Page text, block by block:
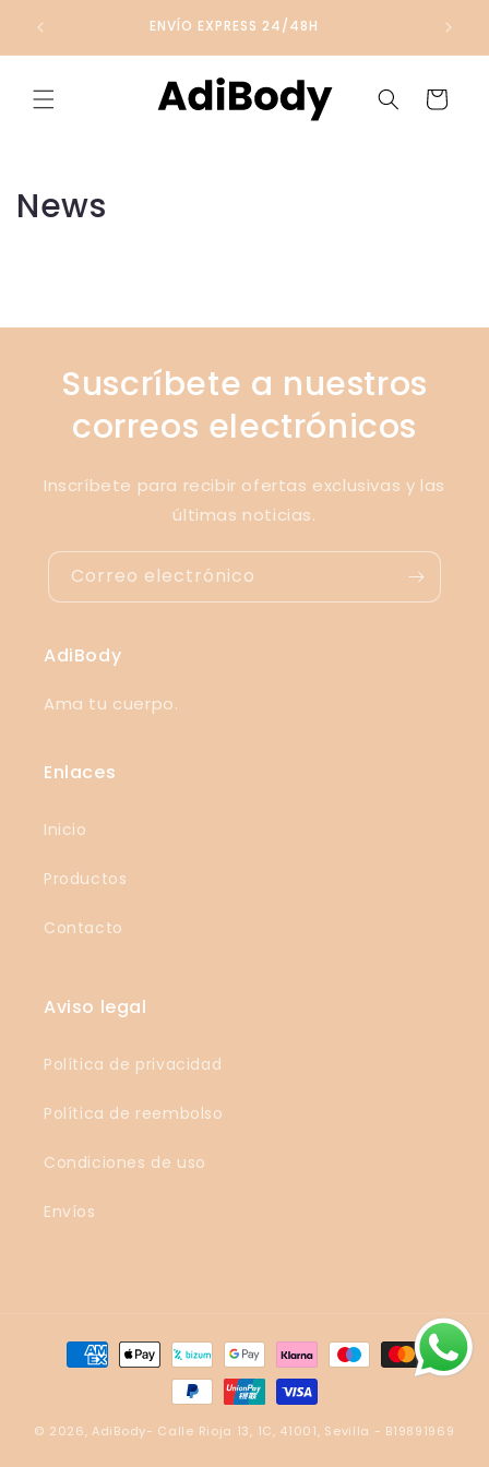
directamente
ENVÍO EXPRESS 24/48H
Carrito
News
Suscríbete a nuestros
correos electrónicos
Inscríbete para recibir ofertas exclusivas y las
últimas noticias.
Correo electrónico
AdiBody
Ama tu cuerpo.
Enlaces
Inicio
Productos
Contacto
Aviso legal
Política de privacidad
Política de reembolso
Condiciones de uso
Envíos
Formas
© 2026,AdiBody- Calle Rioja 13, 1C, 41001, Sevilla - B19891969